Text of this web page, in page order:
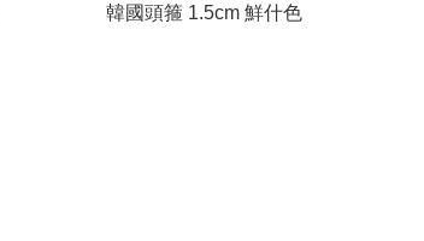
韓國頭箍 1.5cm 鮮什色